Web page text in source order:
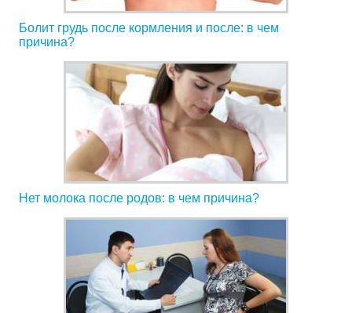
Болит грудь после кормления и после: в чем
причина?
Нет молока после родов: в чем причина?